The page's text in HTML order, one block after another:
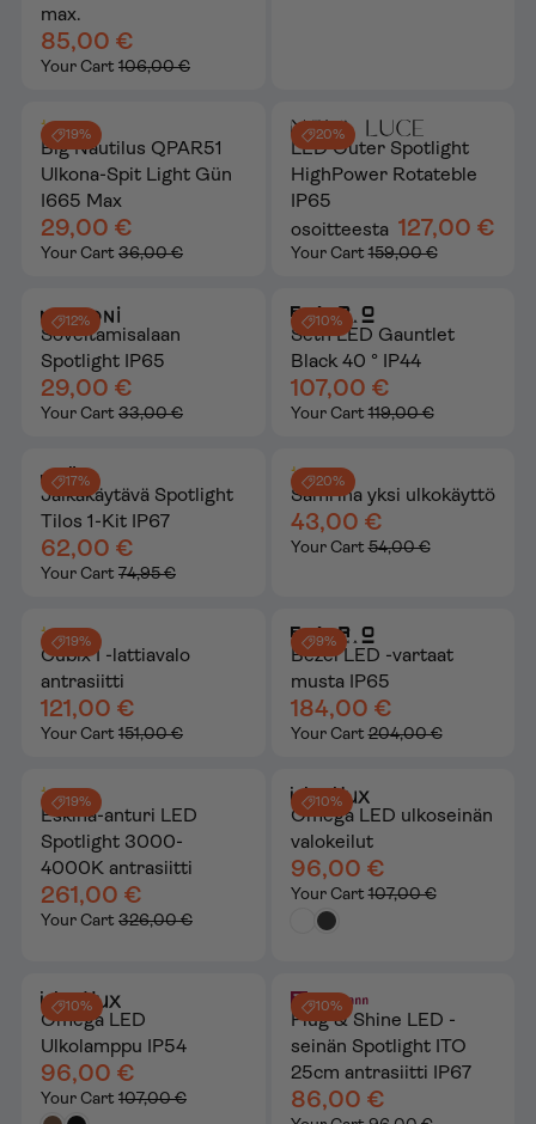
max.
85,00 €
Your Cart 106,00 €
19%
Big Nautilus QPAR51
Ulkona-Spit Light Gün
I665 Max
29,00 €
Your Cart 36,00 €
20%
LED Outer Spotlight
HighPower Rotateble
IP65
osoitteesta 127,00 €
Your Cart159,00 €
12%
Soveltamisalaan
Spotlight IP65
29,00 €
Your Cart 33,00 €
10%
Seth LED Gauntlet
Black 40 ° IP44
107,00 €
Your Cart119,00 €
17%
Jalkakäytävä Spotlight
Tilos 1-Kit IP67
62,00 €
Your Cart 74,95 €
20%
Samrina yksi ulkokäyttö
43,00 €
Your Cart54,00 €
19%
Cubix I -lattiavalo
antrasiitti
121,00 €
Your Cart 151,00 €
9%
Bezel LED -vartaat
musta IP65
184,00 €
Your Cart204,00 €
19%
Eskina-anturi LED
Spotlight 3000-
4000K antrasiitti
261,00 €
Your Cart 326,00 €
10%
Omega LED ulkoseinän
valokeilut
96,00 €
Your Cart107,00 €
10%
Omega LED
Ulkolamppu IP54
96,00 €
Your Cart 107,00 €
10%
Plug & Shine LED -
seinän Spotlight ITO
25cm antrasiitti IP67
86,00 €